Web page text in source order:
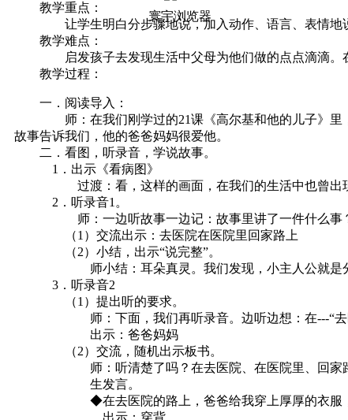
寰宇浏览器
教学重点：
让学生明白分步骤地说，加入动作、语言、表情地说
教学难点：
启发孩子去发现生活中父母为他们做的点点滴滴。在
教学过程：
一．阅读导入：
师：在我们刚学过的21课《高尔基和他的儿子》里，
故事告诉我们，他的爸爸妈妈很爱他。
二．看图，听录音，学说故事。
1．出示《看病图》
过渡：看，这样的画面，在我们的生活中也曾出现
2．听录音1。
师：一边听故事一边记：故事里讲了一件什么事？
（1）交流出示：去医院在医院里回家路上
（2）小结，出示“说完整”。
师小结：耳朵真灵。我们发现，小主人公就是分---“
3．听录音2
（1）提出听的要求。
师：下面，我们再听录音。边听边想：在---“去医院
出示：爸爸妈妈
（2）交流，随机出示板书。
师：听清楚了吗？在去医院、在医院里、回家路上
生发言。
◆在去医院的路上，爸爸给我穿上厚厚的衣服，